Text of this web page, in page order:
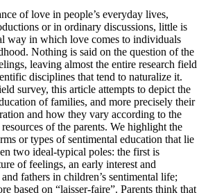
of love in people’s everyday lives,
or in ordinary discussions, little is
way in which love comes to individuals
Nothing is said on the question of the
leaving almost the entire research field
disciplines that tend to naturalize it.
survey, this article attempts to depict the
of families, and more precisely their
and how they vary according to the
of the parents. We highlight the
or types of sentimental education that lie
two ideal-typical poles: the first is
of feelings, an early interest and
fathers in children’s sentimental life;
based on “laisser-faire”. Parents think that